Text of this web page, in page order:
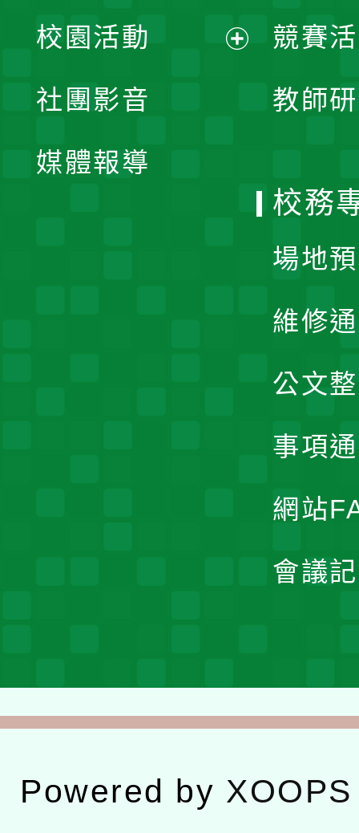
競賽
教師
開
校園活動
社團影音
媒體報導
校務
場地
維修
公文
事項
網站
會議
Powered by XOOPS